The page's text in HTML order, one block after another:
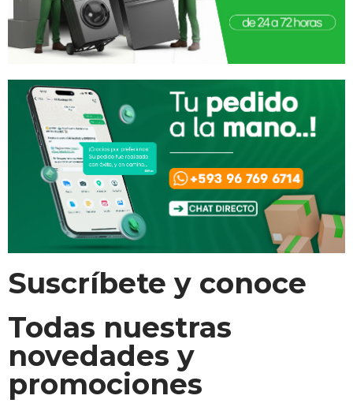
Suscríbete y conoce
Todas nuestras
novedades y
promociones